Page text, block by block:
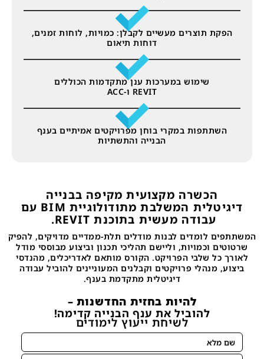
הפקת תוצרים מעשיים לקבלן: כמויות, לוחות זמנים,
דוחות תיאום
שימוש במערכות ענן מתקדמות הכוללים
REVIT ו-ACC
השתתפות במקרי בוחן מפרויקטים אמיתיים בענף
הבנייה והתשתיות
הכשרה מקצועית מקיפה בבנייה
דיגיטלית המשלבת מתודולוגיית BIM עם
עבודה מעשית בתוכנת REVIT.
המשתתפים לומדים לבנות מודלים תלת-ממדיים מדויקים, להפיק
שרטוטים וכמויות, וליישם תהליכי תכנון וביצוע מבוססי מודל
לאורך כל שלבי הפרויקט. הקורס מותאם לאדריכלים, מהנדסי
ביצוע, מנהלי פרויקטים וקבלנים המעוניינים להוביל עבודה
דיגיטלית מתקדמת בענף.
להיות בחזית החדשנות –
להוביל את ענף הבנייה קדימה!
לשיחת ייעוץ לימודים